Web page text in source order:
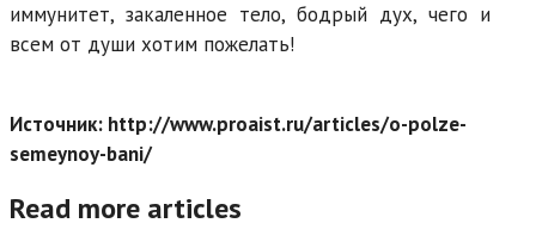
иммунитет, закаленное тело, бодрый дух, чего и
всем от души хотим пожелать!
Источник: http://www.proaist.ru/articles/o-polze-
semeynoy-bani/
Read more articles